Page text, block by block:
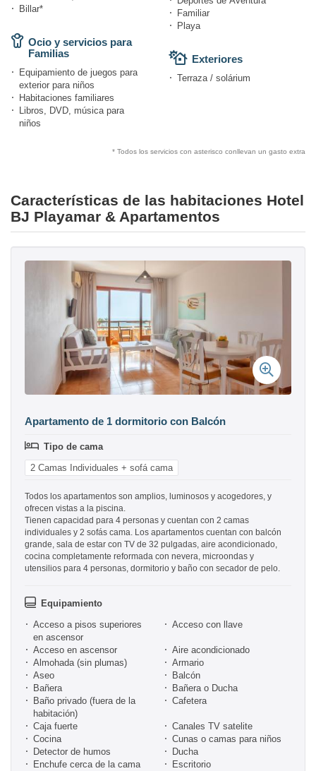
Billar*
Ocio y servicios para
Familias
Equipamiento de juegos para
exterior para niños
Habitaciones familiares
Libros, DVD, música para
niños
Familiar
Playa
Exteriores
Terraza / solárium
* Todos los servicios con asterisco conllevan un gasto extra
Características de las habitaciones Hotel
BJ Playamar & Apartamentos
Apartamento de 1 dormitorio con Balcón
Tipo de cama
2 Camas Individuales + sofá cama
Todos los apartamentos son amplios, luminosos y acogedores, y
ofrecen vistas a la piscina.
Tienen capacidad para 4 personas y cuentan con 2 camas
individuales y 2 sofás cama. Los apartamentos cuentan con balcón
grande, sala de estar con TV de 32 pulgadas, aire acondicionado,
cocina completamente reformada con nevera, microondas y
utensilios para 4 personas, dormitorio y baño con secador de pelo.
Equipamiento
Acceso a pisos superiores
en ascensor
Acceso con llave
Acceso en ascensor
Aire acondicionado
Almohada (sin plumas)
Armario
Aseo
Balcón
Bañera
Bañera o Ducha
Baño privado (fuera de la
habitación)
Cafetera
Caja fuerte
Canales TV satelite
Cocina
Cunas o camas para niños
Detector de humos
Ducha
Enchufe cerca de la cama
Escritorio